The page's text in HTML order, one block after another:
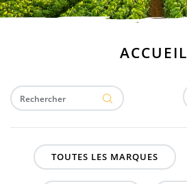
ACCUEIL
TOUTES LES MARQUES